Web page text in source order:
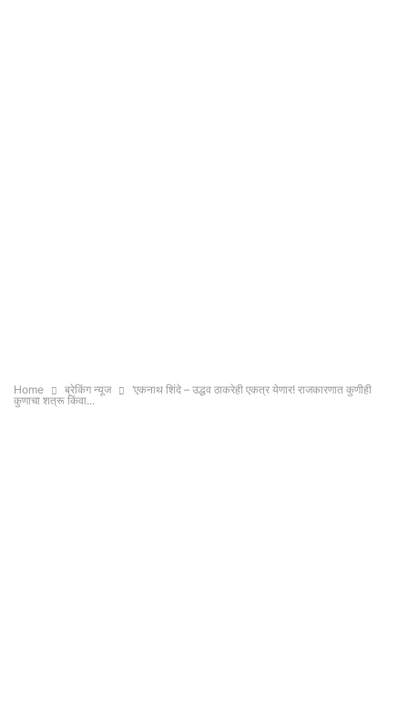
Home ब्रेकिंग न्यूज
‘एकनाथ शिंदे – उद्धव ठाकरेही एकत्र येणार! राजकारणात कुणीही
कुणाचा शत्रू किंवा...